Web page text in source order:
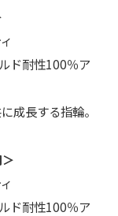
ド耐性100％ア
成長する指輪。
ド耐性100％ア